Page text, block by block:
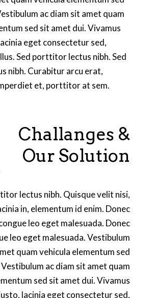
ac diam sit amet quam
sed sit amet dui. Vivamus
eget consectetur sed,
Sed porttitor lectus nibh. Sed
nibh. Curabitur arcu erat,
et, porttitor at sem.
Challanges &
Our Solution
lectus nibh. Quisque velit nisi,
in, elementum id enim. Donec
leo eget malesuada. Donec
leo eget malesuada. Vestibulum
quam vehicula elementum sed
ac diam sit amet quam
sed sit amet dui. Vivamus
lacinia eget consectetur sed,